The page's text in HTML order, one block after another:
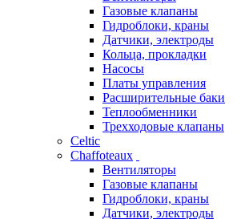
Газовые клапаны
Гидроблоки, краны
Датчики, электроды
Кольца, прокладки
Насосы
Платы управления
Расширительные баки
Теплообменники
Трехходовые клапаны
Celtic
Chaffoteaux
Вентиляторы
Газовые клапаны
Гидроблоки, краны
Датчики, электроды